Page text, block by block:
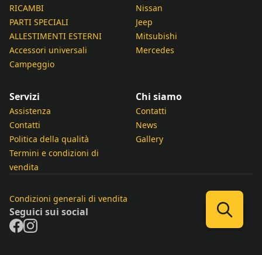
RICAMBI
PARTI SPECIALI
ALLESTIMENTI ESTERNI
Accessori universali
Campeggio
Nissan
Jeep
Mitsubishi
Mercedes
Servizi
Assistenza
Contatti
Politica della qualità
Termini e condizioni di
vendita
Chi siamo
Contatti
News
Gallery
Condizioni generali di vendita
Seguici sui social